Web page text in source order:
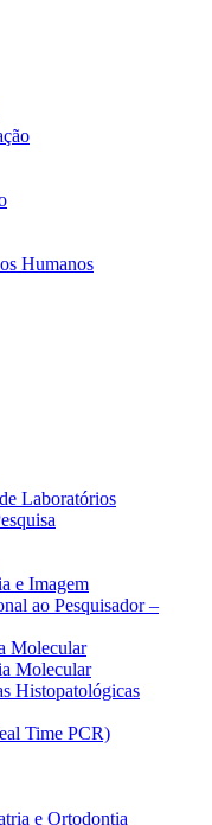
Humanos
Laboratórios
e Imagem
ao Pesquisador –
Molecular
Molecular
Histopatológicas
Time PCR)
e Ortodontia